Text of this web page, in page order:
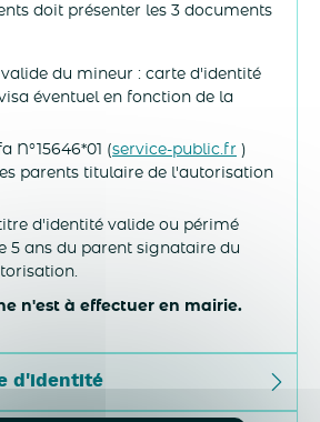
doit présenter les 3 documents
du mineur : carte d'identité
éventuel en fonction de la
N°15646*01 (service-public.fr )
parents titulaire de l'autorisation
d'identité valide ou périmé
5 ans du parent signataire du
n'est à effectuer en mairie.
d'identité